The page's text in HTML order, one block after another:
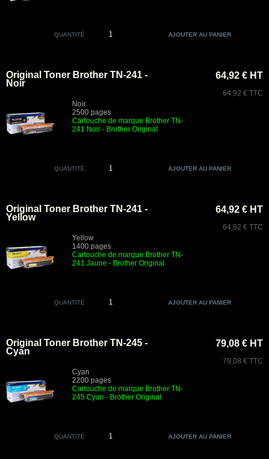
QUANTITÉ
Original Toner Brother TN-241 -
Noir
Noir
2500 pages
Cartouche de marque Brother TN-
241 Noir - Brother Original
64,92 € HT
64,92 € TTC
QUANTITÉ
Original Toner Brother TN-241 -
Yellow
Yellow
1400 pages
Cartouche de marque Brother TN-
241 Jaune - Brother Original
64,92 € HT
64,92 € TTC
QUANTITÉ
Original Toner Brother TN-245 -
Cyan
Cyan
2200 pages
Cartouche de marque Brother TN-
245 Cyan - Brother Original
79,08 € HT
79,08 € TTC
QUANTITÉ